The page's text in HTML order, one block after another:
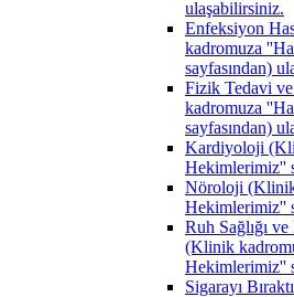
ulaşabilirsiniz.
Enfeksiyon
kadromuza
sayfasından)
Fizik Tedavi
kadromuza
sayfasından)
Kardiyoloji
Hekimlerimiz''
Nöroloji
Hekimlerimiz''
Ruh Sağlığı
(Klinik
Hekimlerimiz''
Sigarayı